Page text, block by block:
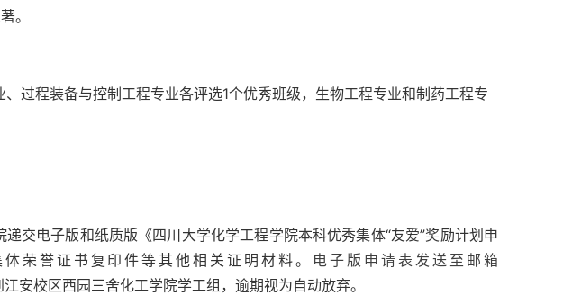
。
过程装备与控制工程专业各评选1个优秀班级，生物工程专业和制药工程专
交电子版和纸质版《四川大学化学工程学院本科优秀集体“友爱”奖励计划申
荣誉证书复印件等其他相关证明材料。 电子版申请表发送至邮箱
安校区西园三舍化工学院学工组，逾期视为自动放弃。